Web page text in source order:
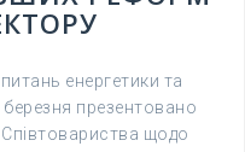
енергетики та
презентовано
Співтовариства щодо